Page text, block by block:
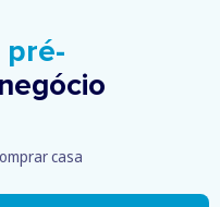
casa